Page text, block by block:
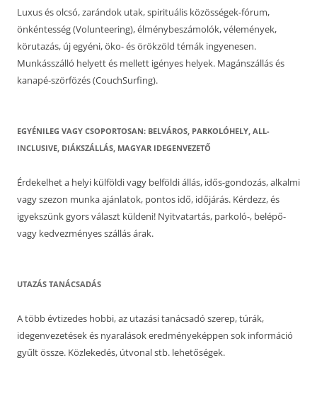
Luxus és olcsó, zarándok utak, spirituális közösségek-fórum,
önkéntesség (Volunteering), élménybeszámolók, vélemények,
körutazás, új egyéni, öko- és örökzöld témák ingyenesen.
Munkásszálló helyett és mellett igényes helyek. Magánszállás és
kanapé-szörfözés (CouchSurfing).
EGYÉNILEG VAGY CSOPORTOSAN: BELVÁROS, PARKOLÓHELY, ALL-
INCLUSIVE, DIÁKSZÁLLÁS, MAGYAR IDEGENVEZETŐ
Érdekelhet a helyi külföldi vagy belföldi állás, idős-gondozás, alkalmi
vagy szezon munka ajánlatok, pontos idő, időjárás. Kérdezz, és
igyekszünk gyors választ küldeni! Nyitvatartás, parkoló-, belépő-
vagy kedvezményes szállás árak.
UTAZÁS TANÁCSADÁS
A több évtizedes hobbi, az utazási tanácsadó szerep, túrák,
idegenvezetések és nyaralások eredményeképpen sok információ
gyűlt össze. Közlekedés, útvonal stb. lehetőségek.